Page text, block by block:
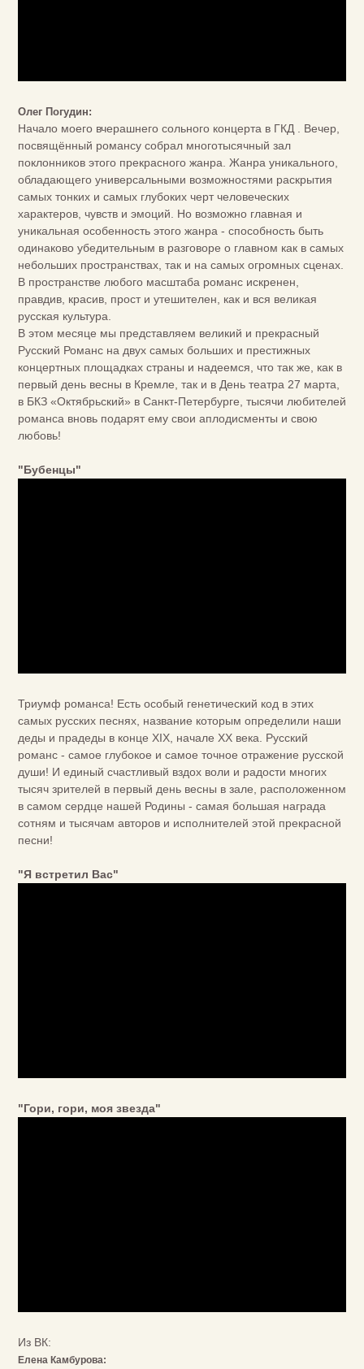
Олег Погудин:
Начало моего вчерашнего сольного концерта в ГКД . Вечер,
посвящённый романсу собрал многотысячный зал
поклонников этого прекрасного жанра. Жанра уникального,
обладающего универсальными возможностями раскрытия
самых тонких и самых глубоких черт человеческих
характеров, чувств и эмоций. Но возможно главная и
уникальная особенность этого жанра - способность быть
одинаково убедительным в разговоре о главном как в самых
небольших пространствах, так и на самых огромных сценах.
В пространстве любого масштаба романс искренен,
правдив, красив, прост и утешителен, как и вся великая
русская культура.
В этом месяце мы представляем великий и прекрасный
Русский Романс на двух самых больших и престижных
концертных площадках страны и надеемся, что так же, как в
первый день весны в Кремле, так и в День театра 27 марта,
в БКЗ «Октябрьский» в Санкт-Петербурге, тысячи любителей
романса вновь подарят ему свои аплодисменты и свою
любовь!
"Бубенцы"
Триумф романса! Есть особый генетический код в этих
самых русских песнях, название которым определили наши
деды и прадеды в конце XIX, начале XX века. Русский
романс - самое глубокое и самое точное отражение русской
души! И единый счастливый вздох воли и радости многих
тысяч зрителей в первый день весны в зале, расположенном
в самом сердце нашей Родины - самая большая награда
сотням и тысячам авторов и исполнителей этой прекрасной
песни!
"Я встретил Вас"
"Гори, гори, моя звезда"
Из ВК:
Елена Камбурова: